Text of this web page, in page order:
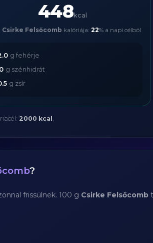
448kcal
Csirke Felsőcomb kalóriája: 22% a napi célból
g fehérje
g szénhidrát
g zsír
2000 kcal .
?
frissülnek. 100 g Csirke Felsőcomb